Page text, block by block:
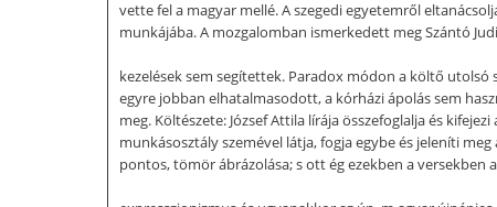
vette fel a magyar mellé. A szegedi egyetemről
munkájába. A mozgalomban ismerkedett meg Szántó
kezelések sem segítettek. Paradox módon a költő utolsó
egyre jobban elhatalmasodott, a kórházi ápolás sem
meg. Költészete: József Attila lírája összefoglalja és
munkásosztály szemével látja, fogja egybe és jeleníti
pontos, tömör ábrázolása; s ott ég ezekben a